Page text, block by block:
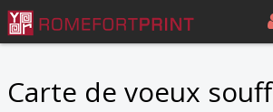
Carte de voeux